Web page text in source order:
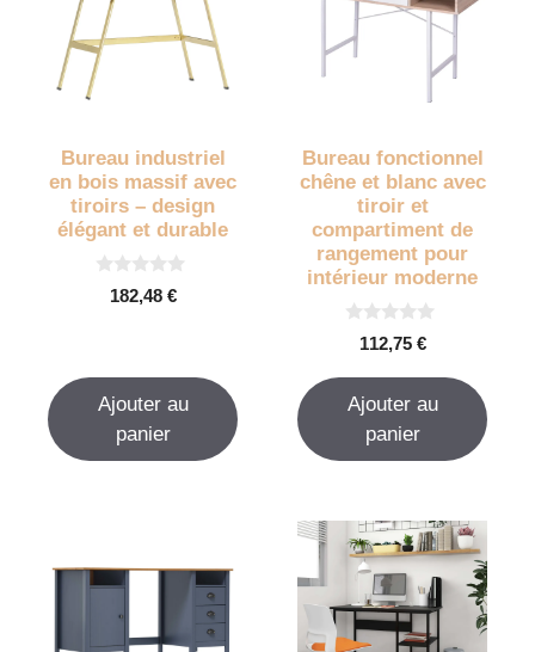
Bureau industriel
en bois massif avec
tiroirs – design
élégant et durable
s182,48 €
Ajouter au
panier
Bureau fonctionnel
chêne et blanc avec
tiroir et
compartiment de
rangement pour
intérieur moderne
s
5
112,75 €
Ajouter au
panier